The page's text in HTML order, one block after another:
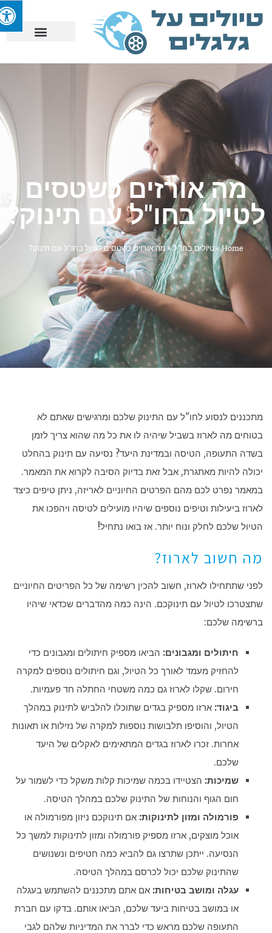
מה אורזים כשטסים
בחו"ל עם תינוק?
Home
»טיולים בחו"ל»מה אורזים כשטסים לטיול בחו"ל עם תינוק?
מתכננים לנסוע לחו"ל עם התינוק שלכם ומרגישים שאתם לא
בטוחים מה לארוז בשביל שיהיה לו את כל מה שהוא צריך לזמן
בשדה התעופה, הטיסה ובמדינת היעד? נסיעה עם תינוק בהחלט
יכולה להיות מאתגרת, אבל זאת בדיוק הסיבה לקרוא את המאמר.
במאמר נפרט לכם מהם הפרטים החיוניים לאריזה, ניתן טיפים כיצד
לארוז ביעילות וטיפים נוספים שיהיו מועילים לטיסה ויהפכו את
הטיול שלכם לחלק ונוח יותר. אז בואו נתחיל!
מה חשוב לארוז?
לפני שתתחילו לארוז, חשוב להכין רשימה של כל הפריטים החיוניים
שתצטרכו לטיול עם תינוקכם. הינה כמה מהדברים שכדאי שיהיו
ברשימה שלכם:
חיתולים ומגבונים:הביאו מספיק חיתולים ומגבונים כדי
להחזיק מעמד לאורך כל הטיול, וגם חיתולים נוספים למקרה
חירום. שקלו לארוז גם כמה משטחי החתלה חד פעמיות.
ביגוד:ארזו מספיק בגדים שתוכלו להלביש לתינוק במהלך
הטיול, והוסיפו תלבושות נוספות למקרה של נזילות או תאונות
אחרות. זכרו לארוז בגדים המתאימים לאקלים של היעד
שלכם.
שמיכות:הצטיידו בכמה שמיכות קלות משקל כדי לשמור על
חום הגוף והנוחות של התינוק שלכם במהלך הטיסה.
פורמולה ומזון לתינוקות:אם תינוקכם ניזון מפורמולה או
אוכל מוצקים, ארזו מספיק פורמולה ומזון לתינוקות למשך כל
הנסיעה. ייתכן שתרצו גם להביא כמה חטיפים ונשנושים
שהתינוק שלכם יכול לכרסם במהלך הטיסה.
עגלה ומושב בטיחות:אם אתם מתכננים להשתמש בעגלה
או במושב בטיחות ביעד שלכם, הביאו אותם. בדקו עם חברת
התעופה שלכם מראש כדי לברר את המדיניות שלהם לגבי